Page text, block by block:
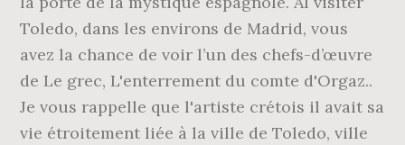
Toledo, dans les environs de Madrid, vous
avez la chance de voir l’un des chefs-d’œuvre
de Le grec, L'enterrement du comte d'Orgaz..
Je vous rappelle que l'artiste crétois il avait sa
vie étroitement liée à la ville de Toledo, ville